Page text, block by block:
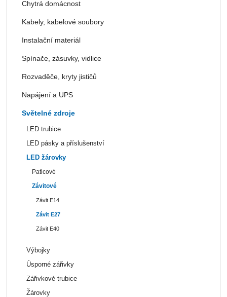
Chytrá domácnost
Kabely, kabelové soubory
Instalační materiál
Spínače, zásuvky, vidlice
Rozvaděče, kryty jističů
Napájení a UPS
Světelné zdroje
LED trubice
LED pásky a příslušenství
LED žárovky
Paticové
Závitové
Závit E14
Závit E27
Závit E40
Výbojky
Úsporné zářivky
Zářivkové trubice
Žárovky